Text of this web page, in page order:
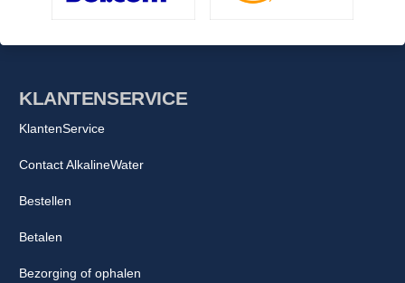
KLANTENSERVICE
KlantenService
Contact AlkalineWater
Bestellen
Betalen
Bezorging of ophalen